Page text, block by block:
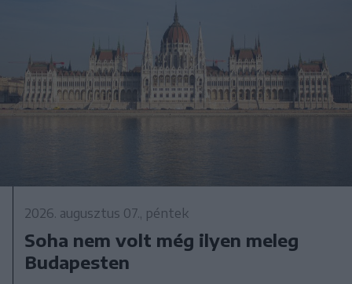
2026. augusztus 07., péntek
Soha nem volt még ilyen meleg
Budapesten